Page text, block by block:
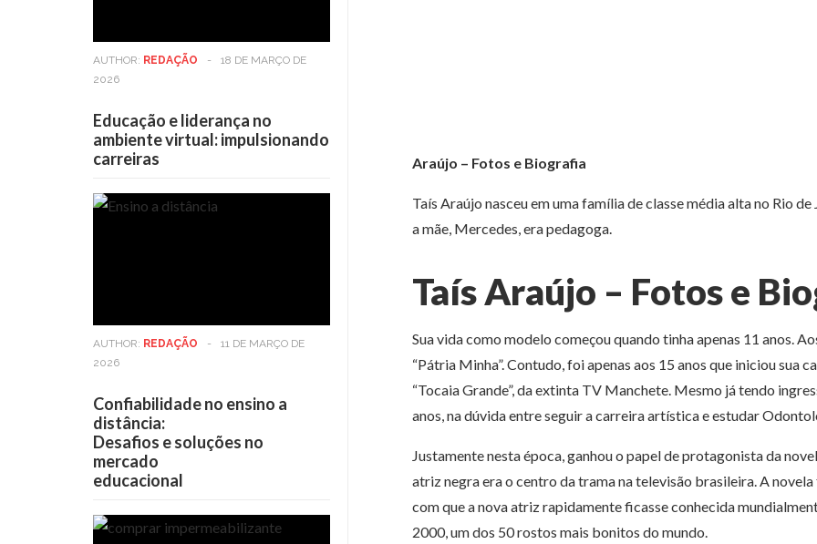
Araújo – Fotos e Biografia
Taís Araújo nasceu em uma família de classe média alta no Rio
a mãe, Mercedes, era pedagoga.
Taís Araújo – Fotos e
Sua vida como modelo começou quando tinha apenas 11 anos.
“Pátria Minha”. Contudo, foi apenas aos 15 anos que iniciou sua
“Tocaia Grande”, da extinta TV Manchete. Mesmo já tendo
anos, na dúvida entre seguir a carreira artística e estudar
Justamente nesta época, ganhou o papel de protagonista da
atriz negra era o centro da trama na televisão brasileira. A
com que a nova atriz rapidamente ficasse conhecida
2000, um dos 50 rostos mais bonitos do mundo.
AUTHOR: REDAÇÃO -
18 DE MARÇO DE
2026
Educação e liderança no
ambiente virtual: impulsionando
carreiras
AUTHOR: REDAÇÃO -
11 DE MARÇO DE
2026
Confiabilidade no ensino a
distância:
Desafios e soluções no
mercado
educacional